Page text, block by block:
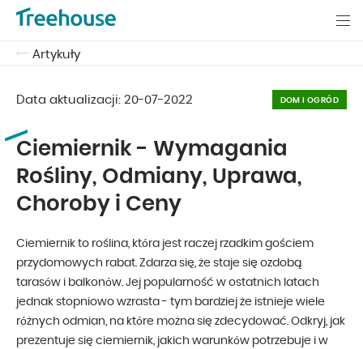
Artykuły
Data aktualizacji: 20-07-2022 DOM I OGRÓD
Ciemiernik - Wymagania
Rośliny, Odmiany, Uprawa,
Choroby i Ceny
Ciemiernik to roślina, która jest raczej rzadkim gościem
przydomowych rabat. Zdarza się, że staje się ozdobą
tarasów i balkonów. Jej popularność w ostatnich latach
jednak stopniowo wzrasta - tym bardziej że istnieje wiele
różnych odmian, na które można się zdecydować. Odkryj, jak
prezentuje się ciemiernik, jakich warunków potrzebuje i w